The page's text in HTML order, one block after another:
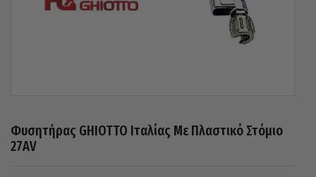
Φυσητήρας GHIOTTO Ιταλίας Με Πλαστικό Στόμιο
27AV